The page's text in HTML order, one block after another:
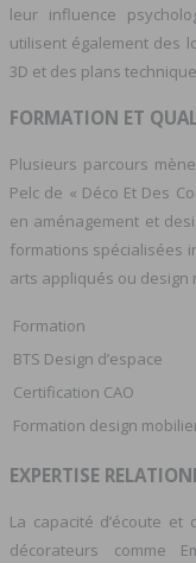
leur influence
utilisent également des
3D et des plans
FORMATION ET
Plusieurs parcours
Pelc de « Déco Et Des
en aménagement et
formations spécialisées
arts appliqués ou design
Formation
BTS Design d’espace
Certification CAO
Formation design
EXPERTISE
La capacité d’écoute
décorateurs comme